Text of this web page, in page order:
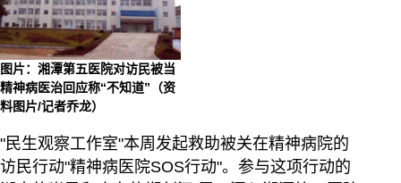
图片：湘潭第五医院对访民被当
精神病医治回应称“不知道”（资
料图片/记者乔龙）
"民生观察工作室"本周发起救助被关在精神病院的
访民行动"精神病医院SOS行动"。参与这项行动的